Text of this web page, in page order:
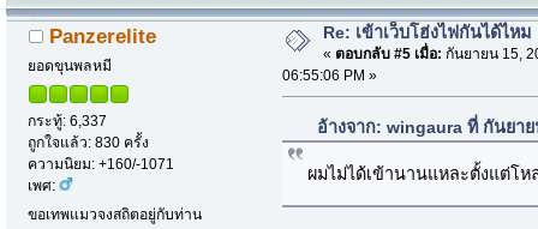
Panzerelite
ยอดขุนพลหมี
กระทู้: 6,337
ถูกใจแล้ว: 830 ครั้ง
ความนิยม: +160/-1071
เพศ:
ขอเทพแมวจงสถิตอยู่กับท่าน
Re: เข้าเว็บโฮ่งไฟกันได้ไหม
« ตอบกลับ #5 เมื่อ: กันยายน 15,
06:55:06 PM »
อ้างจาก: wingaura ที่ กันยา
ผมไม่ได้เข้านานแหละตั้งแต่โห